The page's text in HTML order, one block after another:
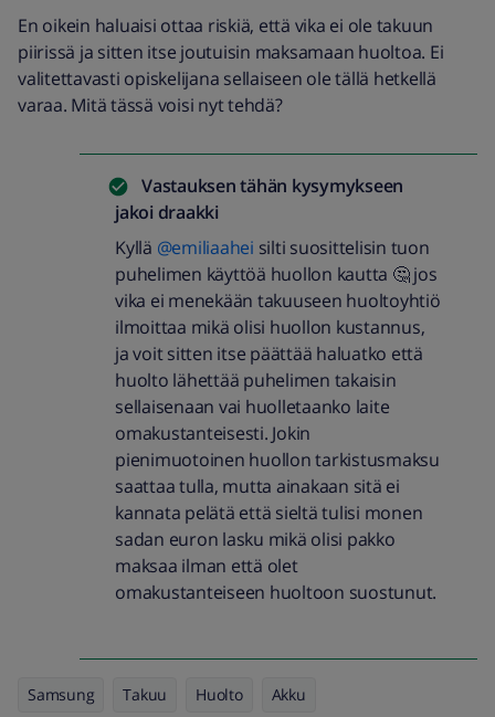
En oikein haluaisi ottaa riskiä, että vika ei ole takuun
piirissä ja sitten itse joutuisin maksamaan huoltoa. Ei
valitettavasti opiskelijana sellaiseen ole tällä hetkellä
varaa. Mitä tässä voisi nyt tehdä?
Vastauksen tähän kysymykseen
jakoi draakki
Kyllä @emiliaahei silti suosittelisin tuon
puhelimen käyttöä huollon kautta 🤔 jos
vika ei menekään takuuseen huoltoyhtiö
ilmoittaa mikä olisi huollon kustannus,
ja voit sitten itse päättää haluatko että
huolto lähettää puhelimen takaisin
sellaisenaan vai huolletaanko laite
omakustanteisesti. Jokin
pienimuotoinen huollon tarkistusmaksu
saattaa tulla, mutta ainakaan sitä ei
kannata pelätä että sieltä tulisi monen
sadan euron lasku mikä olisi pakko
maksaa ilman että olet
omakustanteiseen huoltoon suostunut.
Samsung Takuu Huolto Akku